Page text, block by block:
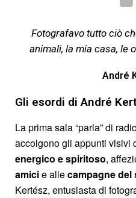
Fotografavo tutto ciò
animali, la mia casa, le
André
Gli esordi di André
La prima sala “parla” di
accolgono gli appunti visivi
energico e spiritoso,
amicie allecampagnedel
Kertész, entusiasta di